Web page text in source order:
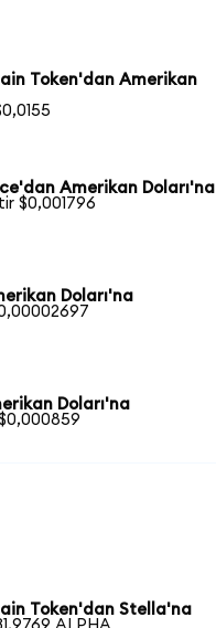
Token'dan Amerikan
Amerikan Doları'na
$0,001796
Doları'na
Doları'na
Token'dan Stella'na